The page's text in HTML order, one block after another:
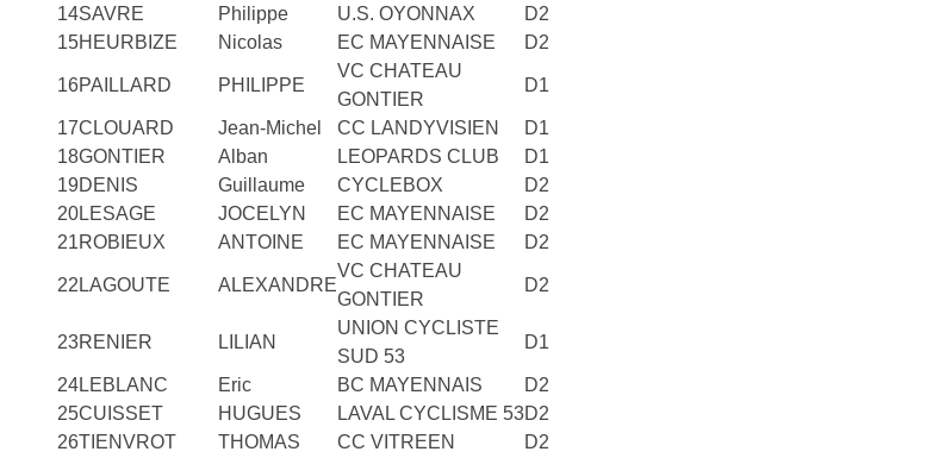
14SAVRE Philippe U.S. OYONNAX
D2
15HEURBIZE Nicolas EC MAYENNAISE D2
16PAILLARD PHILIPPE
VC CHATEAU
GONTIER
D1
17CLOUARD Jean-Michel CC LANDYVISIEN
D1
18GONTIER Alban LEOPARDS CLUB
D1
19DENIS Guillaume CYCLEBOX
D2
20LESAGE JOCELYN EC MAYENNAISE
D2
21ROBIEUX ANTOINE EC MAYENNAISE D2
22 LAGOUTE ALEXANDRE
VC CHATEAU
GONTIER
D2
23RENIER LILIAN
UNION CYCLISTE
SUD 53
D1
24LEBLANC Eric BC MAYENNAIS
D2
25CUISSET HUGUES LAVAL CYCLISME 53D2
26TIENVROT THOMAS CC VITREEN D2